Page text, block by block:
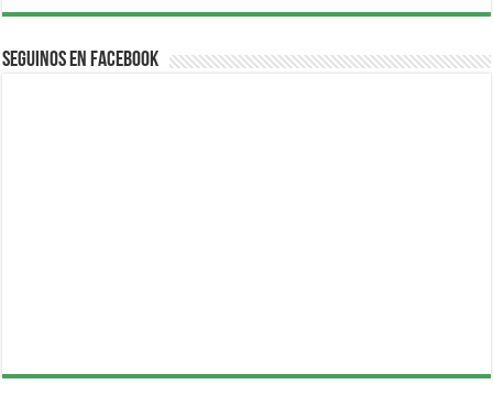
Seguinos en Facebook